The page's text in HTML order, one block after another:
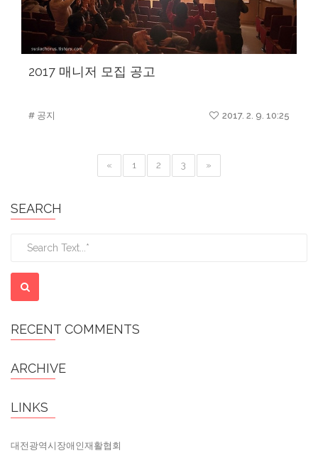
2017 매니저 모집 공고
# 공지 2017. 2. 9. 10:25
« 1 2 3 »
SEARCH
RECENT COMMENTS
ARCHIVE
LINKS
대전광역시장애인재활협회